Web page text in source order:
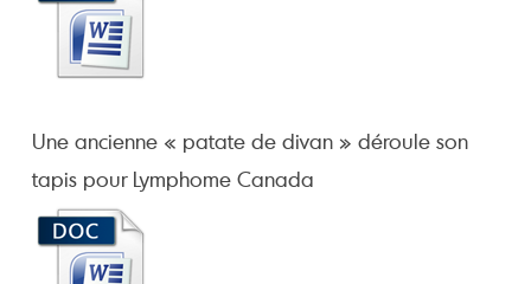
Une ancienne « patate de divan » déroule son
tapis pour Lymphome Canada